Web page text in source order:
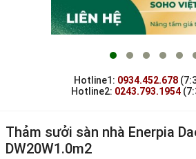
Hotline1: 0934.452.678
Hotline2: 0243.793.1954
Thảm sưởi sàn nhà Enerpia
DW20W1.0m2